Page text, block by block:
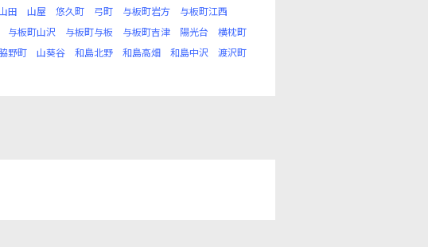
田 山屋 悠久町 弓町 与板町岩方
与板町江西
与板町山沢 与板町与板 与板町吉津 陽光台
横枕町
野町 山葵谷 和島北野 和島高畑 和島中沢
渡沢町